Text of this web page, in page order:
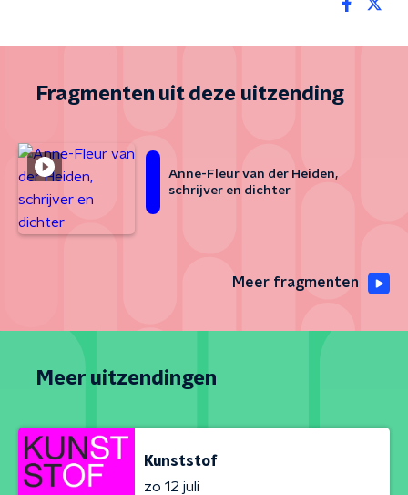
Fragmenten uit deze uitzending
Anne-Fleur van der Heiden,
schrijver en dichter
Meer fragmenten
Meer uitzendingen
Kunststof
zo 12 juli